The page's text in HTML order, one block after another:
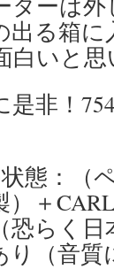
出る箱
白いと思
是非！
態：（
）＋
恐らく
り（音